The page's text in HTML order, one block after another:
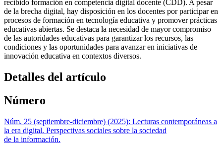
recibido formación en competencia digital docente (CDD). A pesar
de la brecha digital, hay disposición en los docentes por participar en
procesos de formación en tecnología educativa y promover prácticas
educativas abiertas. Se destaca la necesidad de mayor compromiso
de las autoridades educativas para garantizar los recursos, las
condiciones y las oportunidades para avanzar en iniciativas de
innovación educativa en contextos diversos.
Detalles del artículo
Número
Núm. 25 (septiembre-diciembre) (2025): Lecturas contemporáneas a
la era digital. Perspectivas sociales sobre la sociedad
de la información.